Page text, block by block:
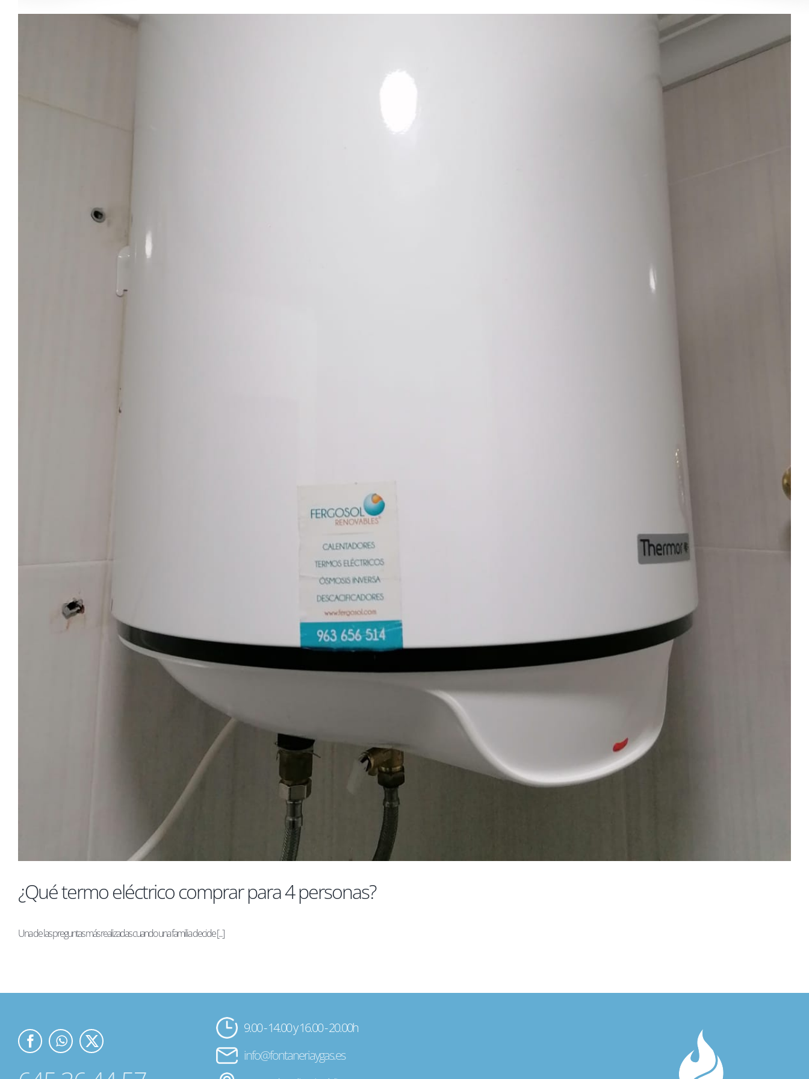
¿Qué termo eléctrico comprar para 4 personas?
Una de las preguntas más realizadas cuando una familia decide [...]
9.00 - 14.00 y 16.00 - 20.00h
info@fontaneriaygas.es